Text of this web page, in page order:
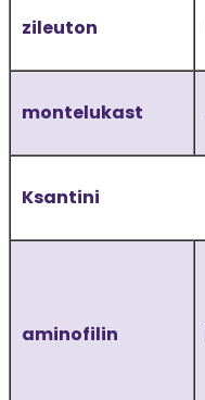
zileuton
montelukast
Ksantini
aminofilin